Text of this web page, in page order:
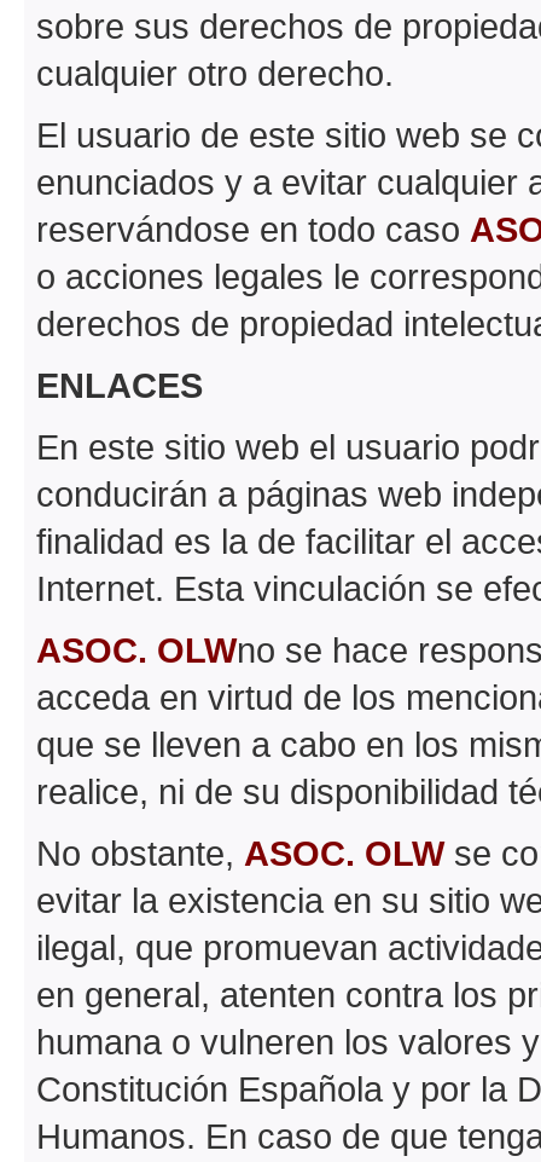
sobre sus derechos de
cualquier otro derecho.
El usuario de este sitio web se
enunciados y a evitar cualquier
reservándose en todo caso
o acciones legales le
derechos de propiedad
ENLACES
En este sitio web el usuario
conducirán a páginas web
finalidad es la de facilitar el
Internet. Esta vinculación se
ASOC. OLWno se hace
acceda en virtud de los
que se lleven a cabo en los
realice, ni de su disponibilidad
No obstante, ASOC. OLWse
evitar la existencia en su sitio
ilegal, que promuevan
en general, atenten contra los
humana o vulneren los valores
Constitución Española y por la
Humanos. En caso de que